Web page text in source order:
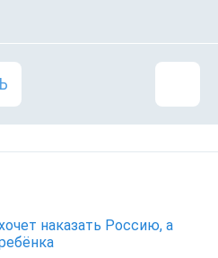
наказать Россию, а